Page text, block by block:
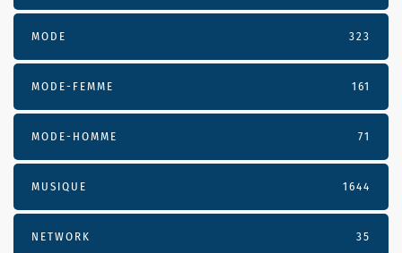
MODE 323
MODE-FEMME 161
MODE-HOMME 71
MUSIQUE 1644
NETWORK 35